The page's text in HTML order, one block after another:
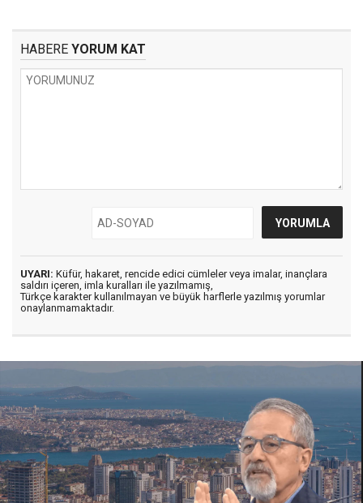
HABERE YORUM KAT
UYARI: Küfür, hakaret, rencide edici cümleler veya imalar, inançlara
saldırı içeren, imla kuralları ile yazılmamış,
Türkçe karakter kullanılmayan ve büyük harflerle yazılmış yorumlar
onaylanmamaktadır.